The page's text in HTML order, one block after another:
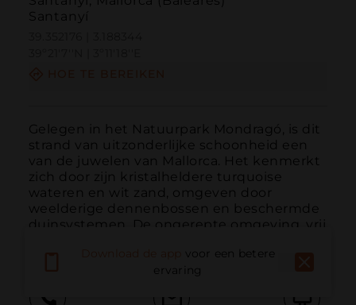
Santanyí
Gelegen in het Natuurpark Mondragó, is dit
strand van uitzonderlijke schoonheid een
van de juwelen van Mallorca. Het kenmerkt
zich door zijn kristalheldere turquoise
wateren en wit zand, omgeven door
weelderige dennenbossen en beschermde
duinsystemen. De ongerepte omgeving, vrij
voor een betere
ervaring